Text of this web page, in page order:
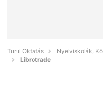
Turul Oktatás
Nyelviskolák,
Librotrade